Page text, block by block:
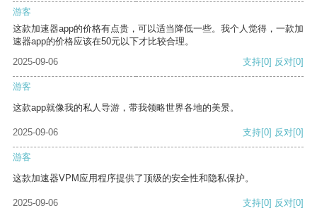
游客
这款加速器app的价格有点贵，可以适当降低一些。我个人觉得，一款加
速器app的价格应该在50元以下才比较合理。
2025-09-06
支持[0] 反对[0]
游客
这款app就像我的私人导游，带我领略世界各地的美景。
2025-09-06 支持[0] 反对[0]
游客
这款加速器VPM应用程序提供了顶级的安全性和隐私保护。
2025-09-06 支持[0] 反对[0]